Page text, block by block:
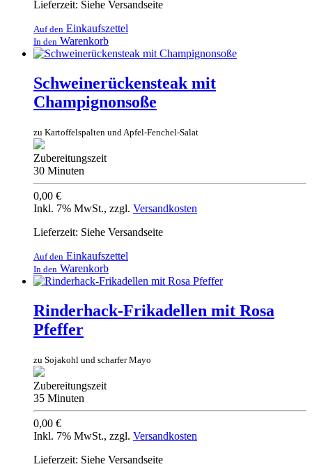
Lieferzeit: Siehe Versandseite
Auf den Einkaufszettel
In den Warenkorb
Schweinerückensteak mit
Champignonsoße
zu Kartoffelspalten und Apfel-Fenchel-Salat
Zubereitungszeit
30 Minuten
0,00 €
Inkl. 7% MwSt., zzgl. Versandkosten
Lieferzeit: Siehe Versandseite
Auf den Einkaufszettel
In den Warenkorb
Rinderhack-Frikadellen mit Rosa
Pfeffer
zu Sojakohl und scharfer Mayo
Zubereitungszeit
35 Minuten
0,00 €
Inkl. 7% MwSt., zzgl. Versandkosten
Lieferzeit: Siehe Versandseite